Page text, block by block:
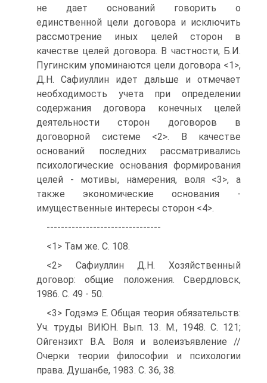
не дает оснований говорить о
единственной цели договора и исключить
рассмотрение иных целей сторон в
качестве целей договора. В частности, Б.И.
Пугинским упоминаются цели договора <1>,
Д.Н. Сафиуллин идет дальше и отмечает
необходимость учета при определении
содержания договора конечных целей
деятельности сторон договоров в
договорной системе <2>. В качестве
оснований последних рассматривались
психологические основания формирования
целей - мотивы, намерения, воля <3>, а
также экономические основания -
имущественные интересы сторон <4>.
--------------------------------
<1> Там же. С. 108.
<2> Сафиуллин Д.Н. Хозяйственный
договор: общие положения. Свердловск,
1986. С. 49 - 50.
<3> Годэмэ Е. Общая теория обязательств:
Уч. труды ВИЮН. Вып. 13. М., 1948. С. 121;
Ойгензихт В.А. Воля и волеизъявление //
Очерки теории философии и психологии
права. Душанбе, 1983. С. 36, 38.